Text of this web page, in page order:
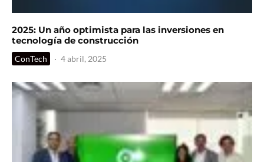
2025: Un año optimista para las inversiones en
tecnología de construcción
ConTech · 4 abril, 2025